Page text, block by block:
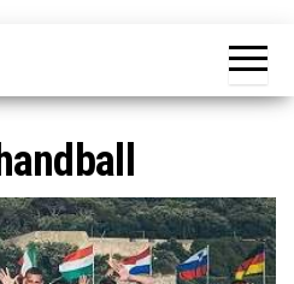
a
v
a
z
i
handball